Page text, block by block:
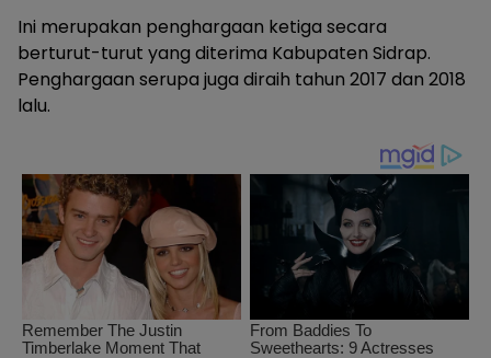
Ini merupakan penghargaan ketiga secara
berturut-turut yang diterima Kabupaten Sidrap.
Penghargaan serupa juga diraih tahun 2017 dan 2018
lalu.